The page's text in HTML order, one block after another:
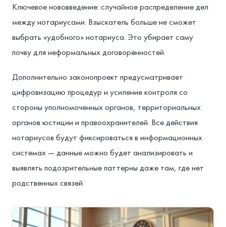
Ключевое нововведение: случайное распределение дел
между нотариусами. Взыскатель больше не сможет
выбрать «удобного» нотариуса. Это убирает саму
почву для неформальных договорённостей.
Дополнительно законопроект предусматривает
цифровизацию процедур и усиление контроля со
стороны уполномоченных органов, территориальных
органов юстиции и правоохранителей. Все действия
нотариусов будут фиксироваться в информационных
системах — данные можно будет анализировать и
выявлять подозрительные паттерны даже там, где нет
родственных связей.